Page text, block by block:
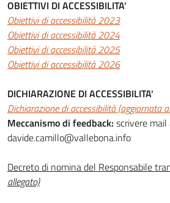
OBIETTIVI DI ACCESSIBILITA'
Obiettivi di accessibilità 2023
Obiettivi di accessibilità 2024
Obiettivi di accessibilità 2025
Obiettivi di accessibilità 2026
DICHIARAZIONE DI ACCESSIBILITA'
Dichiarazione di accessibilità
Meccanismo di feedback: scrivere mail
davide.camillo@vallebona.info
Decreto di nomina del Responsabile
allegato)